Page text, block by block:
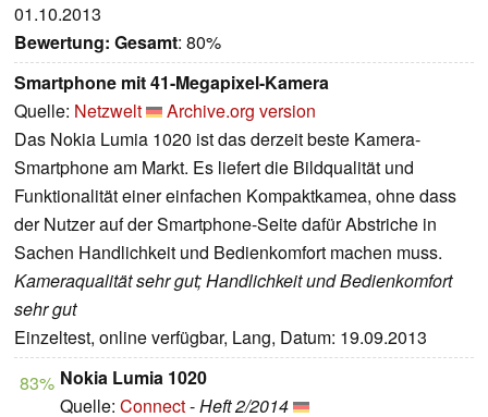
01.10.2013
Bewertung: Gesamt: 80%
Smartphone mit 41-Megapixel-Kamera
Quelle: Netzwelt
Archive.org version
Das Nokia Lumia 1020 ist das derzeit beste Kamera-
Smartphone am Markt. Es liefert die Bildqualität und
Funktionalität einer einfachen Kompaktkamea, ohne dass
der Nutzer auf der Smartphone-Seite dafür Abstriche in
Sachen Handlichkeit und Bedienkomfort machen muss.
Kameraqualität sehr gut; Handlichkeit und Bedienkomfort
sehr gut
Einzeltest, online verfügbar, Lang, Datum: 19.09.2013
83% Nokia Lumia 1020
Quelle: Connect-Heft 2/2014